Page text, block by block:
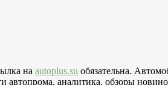
на autoplus.su обязательна.
аналитика, обзоры